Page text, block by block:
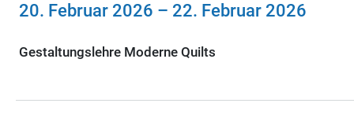
20. Februar 2026 – 22. Februar 2026
Gestaltungslehre Moderne Quilts